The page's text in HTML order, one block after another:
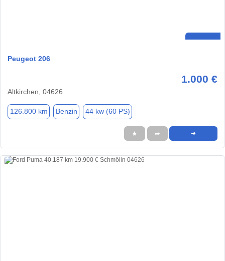
Peugeot 206
1.000 €
Altkirchen, 04626
126.800 km Benzin 44 kw (60 PS)
★ ➦ ➜